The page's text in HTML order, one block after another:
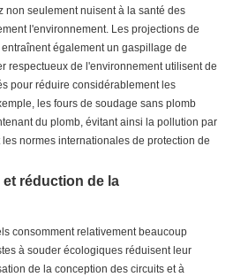
non seulement nuisent à la santé des
l'environnement. Les projections de
également un gaspillage de
respectueux de l'environnement utilisent de
pour réduire considérablement les
les fours de soudage sans plomb
du plomb, évitant ainsi la pollution par
normes internationales de protection de
réduction de la
consomment relativement beaucoup
à souder écologiques réduisent leur
de la conception des circuits et à